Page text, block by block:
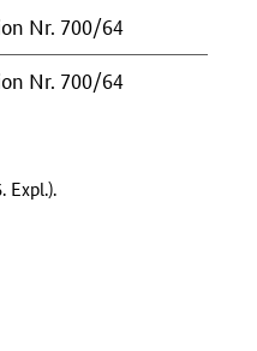
Nr. 700/64
Nr. 700/64
Expl.).